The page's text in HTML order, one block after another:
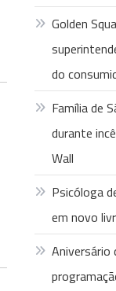
Golden
do
Família de
durante
Wall
Psicóloga
em novo
Aniversário